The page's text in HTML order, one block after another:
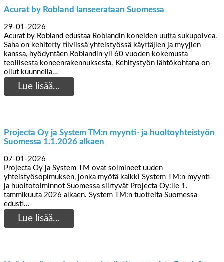
Acurat by Robland lanseerataan Suomessa
29-01-2026
Acurat by Robland edustaa Roblandin koneiden uutta sukupolvea.
Saha on kehitetty tiiviissä yhteistyössä käyttäjien ja myyjien
kanssa, hyödyntäen Roblandin yli 60 vuoden kokemusta
teollisesta koneenrakennuksesta. Kehitystyön lähtökohtana on
ollut kuunnella…
Lue lisää…
Projecta Oy ja System TM:n myynti- ja huoltoyhteistyön
Suomessa 1.1.2026 alkaen
07-01-2026
Projecta Oy ja System TM ovat solmineet uuden
yhteistyösopimuksen, jonka myötä kaikki System TM:n myynti-
ja huoltotoiminnot Suomessa siirtyvät Projecta Oy:lle 1.
tammikuuta 2026 alkaen. System TM:n tuotteita Suomessa
edusti…
Lue lisää…